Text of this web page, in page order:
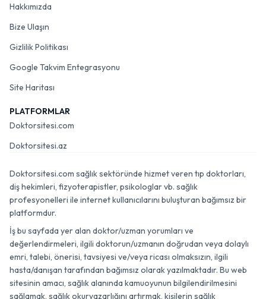
Hakkımızda
Bize Ulaşın
Gizlilik Politikası
Google Takvim Entegrasyonu
Site Haritası
PLATFORMLAR
Doktorsitesi.com
Doktorsitesi.az
Doktorsitesi.com sağlık sektöründe hizmet veren tıp doktorları,
diş hekimleri, fizyoterapistler, psikologlar vb. sağlık
profesyonelleri ile internet kullanıcılarını buluşturan bağımsız bir
platformdur.
İş bu sayfada yer alan doktor/uzman yorumları ve
değerlendirmeleri, ilgili doktorun/uzmanın doğrudan veya dolaylı
emri, talebi, önerisi, tavsiyesi ve/veya ricası olmaksızın, ilgili
hasta/danışan tarafından bağımsız olarak yazılmaktadır. Bu web
sitesinin amacı, sağlık alanında kamuoyunun bilgilendirilmesini
sağlamak, sağlık okuryazarlığını artırmak, kişilerin sağlık